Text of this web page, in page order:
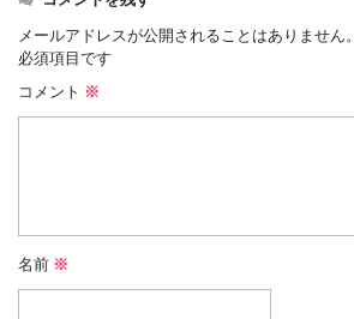
メールアドレスが公開されることはありません。
必須項目です
コメント ※
名前 ※